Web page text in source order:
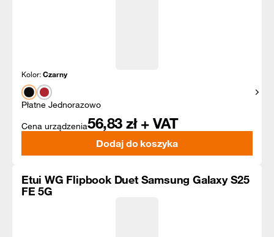
Kolor:Czarny
Płatne Jednorazowo
Cena urządzenia56,83 zł + VAT
Dodaj do koszyka
Etui WG Flipbook Duet Samsung Galaxy S25
FE 5G